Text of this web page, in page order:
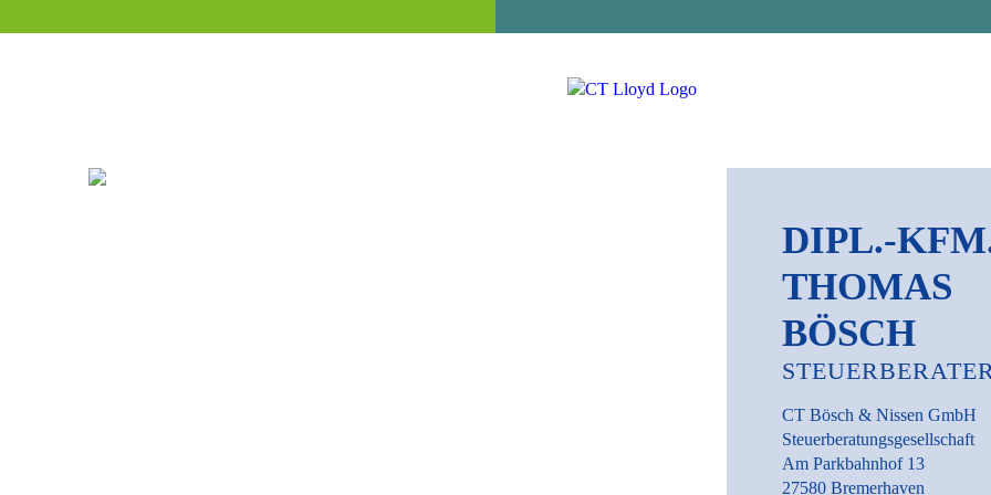
DIPL.-
THOMAS
BÖSCH
CT Bösch & Nissen GmbH
Steuerberatungsgesellschaft
Am Parkbahnhof 13
27580 Bremerhaven